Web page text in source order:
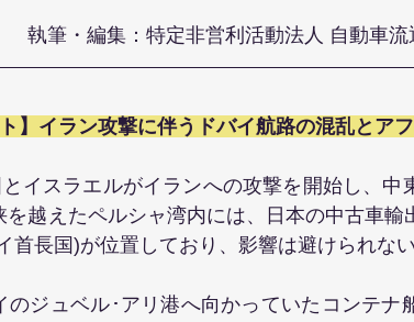
執筆・編集：特定非営利活動法人 自動車
ト】イラン攻撃に伴うドバイ航路の混乱とア
イスラエルがイランへの攻撃を開始し、中
を越えたペルシャ湾内には、日本の中古車輸
首長国)が位置しており、影響は避けられない
ジュベル･アリ港へ向かっていたコンテナ